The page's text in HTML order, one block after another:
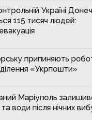
Україні
115 тисяч людей:
припиняють
«Укрпошти»
Маріуполь
води після нічних